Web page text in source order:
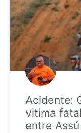
Acidente:
vitima
entre